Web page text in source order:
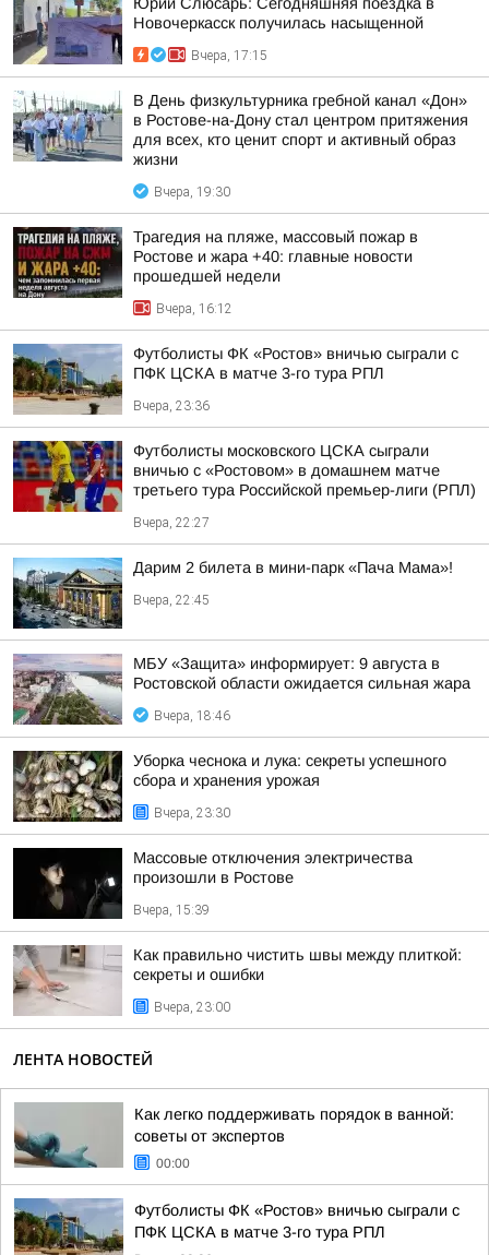
Новочеркасск получилась насыщенной
Вчера, 17:15
В День физкультурника гребной канал «Дон»
в Ростове-на-Дону стал центром притяжения
для всех, кто ценит спорт и активный образ
жизни
Вчера, 19:30
Трагедия на пляже, массовый пожар в
Ростове и жара +40: главные новости
прошедшей недели
Вчера, 16:12
Футболисты ФК «Ростов» вничью сыграли с
ПФК ЦСКА в матче 3-го тура РПЛ
Вчера, 23:36
Футболисты московского ЦСКА сыграли
вничью с «Ростовом» в домашнем матче
третьего тура Российской премьер-лиги (РПЛ)
Вчера, 22:27
Дарим 2 билета в мини-парк «Пача Мама»!
Вчера, 22:45
МБУ «Защита» информирует: 9 августа в
Ростовской области ожидается сильная жара
Вчера, 18:46
Уборка чеснока и лука: секреты успешного
сбора и хранения урожая
Вчера, 23:30
Массовые отключения электричества
произошли в Ростове
Вчера, 15:39
Как правильно чистить швы между плиткой:
секреты и ошибки
Вчера, 23:00
ЛЕНТА НОВОСТЕЙ
Как легко поддерживать порядок в ванной:
советы от экспертов
00:00
Футболисты ФК «Ростов» вничью сыграли с
ПФК ЦСКА в матче 3-го тура РПЛ